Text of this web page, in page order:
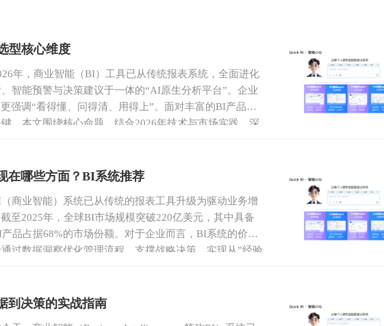
型核心维度
年，商业智能（BI）工具已从传统报表系统，全面进化
智能预警与决策建议于一体的“AI原生分析平台”。企业
强调“看得懂、问得清、用得上”。面对丰富的BI产品，
。本文围绕核心命题，结合2026年技术与市场实践，深
在哪些方面？BI系统推荐
商业智能）系统已从传统的报表工具升级为驱动业务增
至2025年，全球BI市场规模突破220亿美元，其中具备
品占据68%的市场份额。对于企业而言，BI系统的价值
过数据洞察优化管理流程、支撑战略决策，实现从”经验
到决策的实战指南